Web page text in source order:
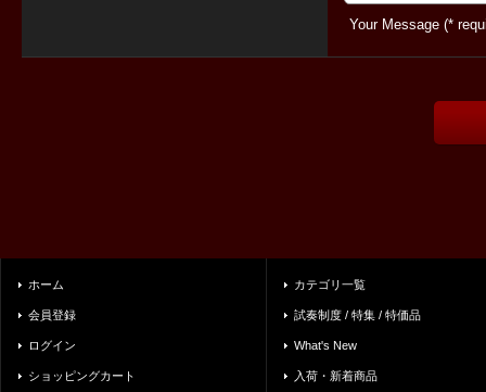
Your Message (*
ホーム
会員登録
ログイン
ショッピングカート
カテゴリ一覧
試奏制度 / 特集 / 特価品
What's New
入荷・新着商品